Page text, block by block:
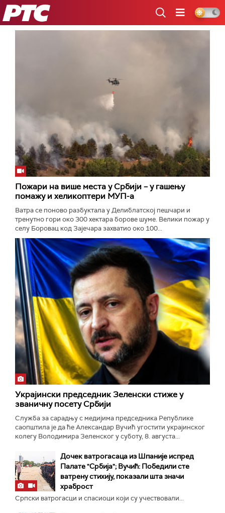
РТС
Пожари на више места у Србији – у гашењу
помажу и хеликоптери МУП-а
Ватра се поново разбуктала у Делиблатској пешчари и
тренутно гори око 300 хектара борове шуме. Велики пожар у
селу Боровац код Зајечара захватио око 100...
Украјински председник Зеленски стиже у
званичну посету Србији
Служба за сарадњу с медијима председника Републике
саопштила је да ће Александар Вучић угостити украјинског
колегу Володимира Зеленског у суботу, 8. августа...
Дочек ватрогасаца из Шпаније испред
Палате "Србија"; Вучић: Победили сте
ватрену стихију, показали шта значи
храброст
Српски ватрогасци и спасиоци који су учествовали...